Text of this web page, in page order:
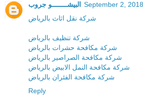
البيشــــــــو جروب
September 2,
شركة نقل اثاث بالرياض
شركة تنظيف بالرياض
شركة مكافحة حشرات بالرياض
شركة مكافحة الصراصير بالرياض
شركة مكافحة النمل الابيض بالرياض
شركة مكافحة الفئران بالرياض
Reply